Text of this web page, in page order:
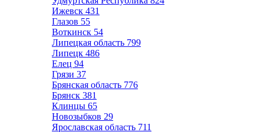
Ижевск 431
Глазов 55
Воткинск 54
Липецкая область 799
Липецк 486
Елец 94
Грязи 37
Брянская область 776
Брянск 381
Клинцы 65
Новозыбков 29
Ярославская область 711